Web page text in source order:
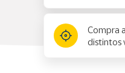
Compra
distintos